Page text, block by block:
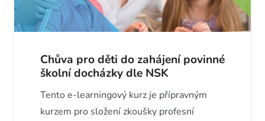
Chůva pro děti do zahájení povinné
školní docházky dle NSK
Tento e-learningový kurz je přípravným
kurzem pro složení zkoušky profesní